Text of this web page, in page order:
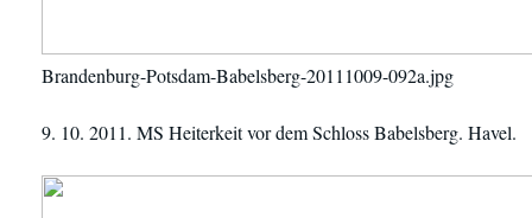
Brandenburg-Potsdam-Babelsberg-20111009-092a.jpg
9. 10. 2011. MS Heiterkeit vor dem Schloss Babelsberg. Havel.